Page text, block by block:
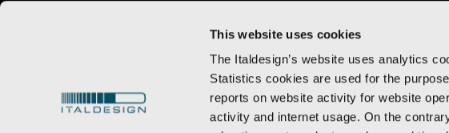
This website uses cookies
The Italdesign’s website uses analytics
Statistics cookies are used for the
reports on website activity for website
activity and internet usage. On the